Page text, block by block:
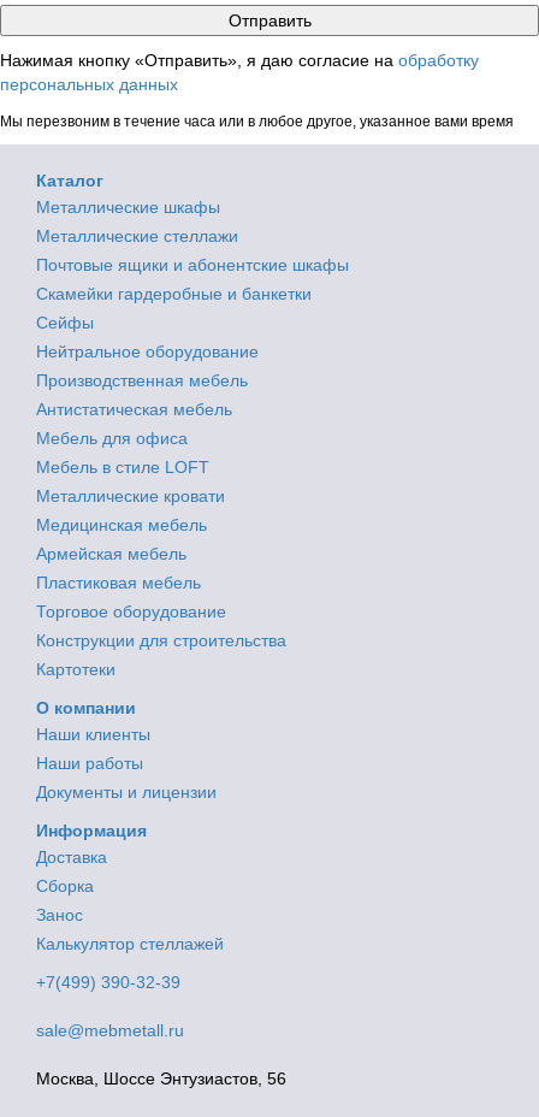
Нажимая кнопку «Отправить», я даю согласие на обработку
персональных данных
Мы перезвоним в течение часа или в любое другое, указанное вами время
Каталог
Металлические шкафы
Металлические стеллажи
Почтовые ящики и абонентские шкафы
Скамейки гардеробные и банкетки
Сейфы
Нейтральное оборудование
Производственная мебель
Антистатическая мебель
Мебель для офиса
Мебель в стиле LOFT
Металлические кровати
Медицинская мебель
Армейская мебель
Пластиковая мебель
Торговое оборудование
Конструкции для строительства
Картотеки
О компании
Наши клиенты
Наши работы
Документы и лицензии
Информация
Доставка
Сборка
Занос
Калькулятор стеллажей
+7(499) 390-32-39
sale@mebmetall.ru
Москва, Шоссе Энтузиастов, 56